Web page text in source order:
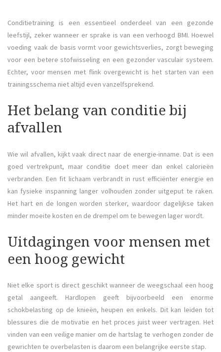
Conditietraining is een essentieel onderdeel van een gezonde
leefstijl, zeker wanneer er sprake is van een verhoogd BMI. Hoewel
voeding vaak de basis vormt voor gewichtsverlies, zorgt beweging
voor een betere stofwisseling en een gezonder vasculair systeem.
Echter, voor mensen met flink overgewicht is het starten van een
trainingsschema niet altijd even vanzelfsprekend.
Het belang van conditie bij
afvallen
Wie wil afvallen, kijkt vaak direct naar de energie-inname. Dat is een
goed vertrekpunt, maar conditie doet meer dan enkel calorieën
verbranden. Een fit lichaam verbrandt in rust efficiënter energie en
kan fysieke inspanning langer volhouden zonder uitgeput te raken.
Het hart en de longen worden sterker, waardoor dagelijkse taken
minder moeite kosten en de drempel om te bewegen lager wordt.
Uitdagingen voor mensen met
een hoog gewicht
Niet elke sport is direct geschikt wanneer de weegschaal een hoog
getal aangeeft. Hardlopen geeft bijvoorbeeld een enorme
schokbelasting op de knieën, heupen en enkels. Dit kan leiden tot
blessures die de motivatie en het proces juist weer vertragen. Het
vinden van een veilige manier om de hartslag te verhogen zonder de
gewrichten te overbelasten is daarom een belangrijke eerste stap.